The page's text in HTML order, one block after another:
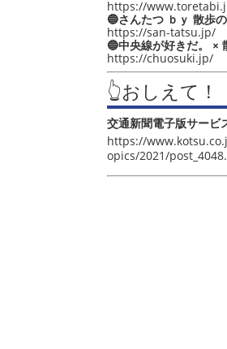
https://
🔵さんたつ ｂｙ 散歩
https://san-tatsu.jp/
🔵中央線が好きだ。 ×
https://chuosuki.jp/
👆おしえて
交通新聞電子版サービ
https://
opics/2021/